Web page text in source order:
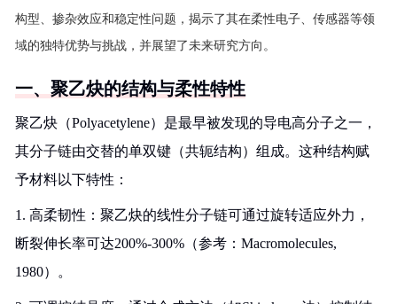
构型、掺杂效应和稳定性问题，揭示了其在柔性电子、传感器等领
域的独特优势与挑战，并展望了未来研究方向。
一、聚乙炔的结构与柔性特性
聚乙炔（Polyacetylene）是最早被发现的导电高分子之一，
其分子链由交替的单双键（共轭结构）组成。这种结构赋
予材料以下特性：
1. 高柔韧性：聚乙炔的线性分子链可通过旋转适应外力，
断裂伸长率可达200%-300%（参考：Macromolecules,
1980）。